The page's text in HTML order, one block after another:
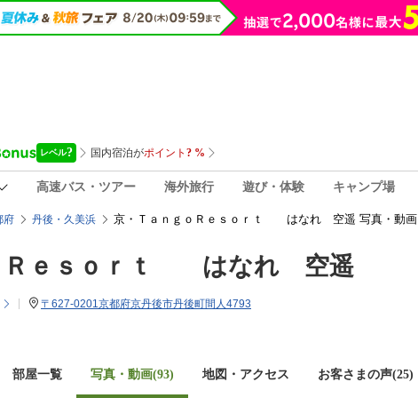
高速バス・ツアー 海外旅行 遊び・体験 キャンプ場
府 丹後・久美浜 京・ＴａｎｇｏＲｅｓｏｒｔ はなれ 空遥 写真・動画
Ｒｅｓｏｒｔ はなれ 空遥
〒627-0201京都府京丹後市丹後町間人4793
部屋一覧 写真・動画(93) 地図・アクセス お客さまの声(25)